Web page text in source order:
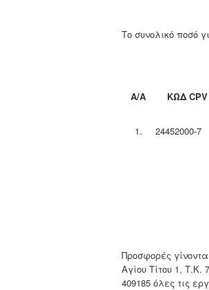
Το συνολικό ποσό
Α/Α ΚΩΔ CPV
1.
24452000-7
Προσφορές
Αγίου Τίτου 1,
409185 όλες τις